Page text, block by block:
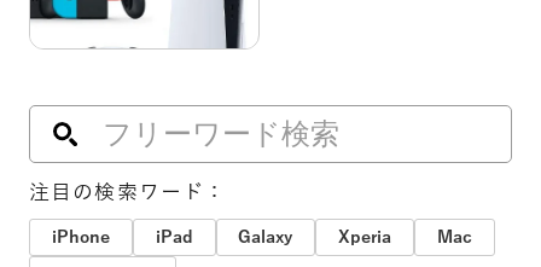
注目の検索ワード：
iPhone iPad Galaxy Xperia
Mac